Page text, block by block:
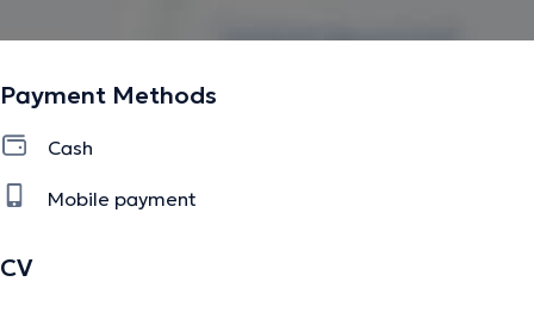
Payment Methods
Cash
Mobile payment
CV